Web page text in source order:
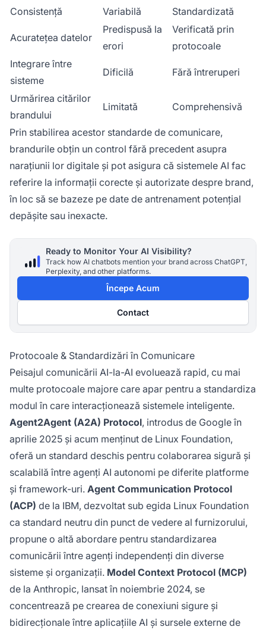
Consistență
Variabilă Standardizată
Acuratețea datelor
Predispusă la
erori
Verificată prin
protocoale
Integrare între
sisteme
Dificilă Fără întreruperi
Urmărirea citărilor
brandului
Limitată Comprehensivă
Prin stabilirea acestor standarde de comunicare,
brandurile obțin un control fără precedent asupra
narațiunii lor digitale și pot asigura că sistemele AI fac
referire la informații corecte și autorizate despre brand,
în loc să se bazeze pe date de antrenament potențial
depășite sau inexacte.
Ready to Monitor Your AI Visibility?
Track how AI chatbots mention your brand across ChatGPT,
Perplexity, and other platforms.
Începe Acum
Contact
Protocoale & Standardizări în Comunicare
Peisajul comunicării AI-la-AI evoluează rapid, cu mai
multe protocoale majore care apar pentru a standardiza
modul în care interacționează sistemele inteligente.
Agent2Agent (A2A) Protocol, introdus de Google în
aprilie 2025 și acum menținut de Linux Foundation,
oferă un standard deschis pentru colaborarea sigură și
scalabilă între agenți AI autonomi pe diferite platforme
și framework-uri. Agent Communication Protocol
(ACP) de la IBM, dezvoltat sub egida Linux Foundation
ca standard neutru din punct de vedere al furnizorului,
propune o altă abordare pentru standardizarea
comunicării între agenți independenți din diverse
sisteme și organizații. Model Context Protocol (MCP)
de la Anthropic, lansat în noiembrie 2024, se
concentrează pe crearea de conexiuni sigure și
bidirecționale între aplicațiile AI și sursele externe de